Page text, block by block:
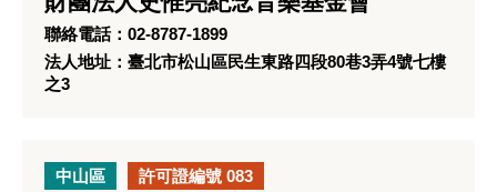
聯絡電話：02-8787-1899
法人地址：臺北市松山區民生東路四段80巷3弄4號七樓
之3
中山區 許可證編號 083